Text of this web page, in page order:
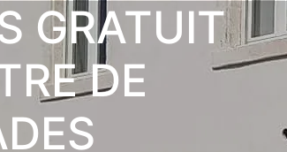
GRATUIT
DE